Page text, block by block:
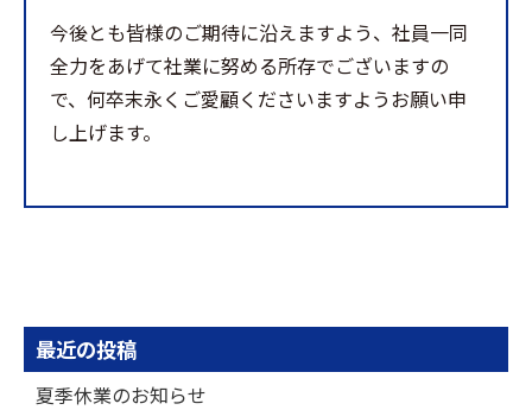
今後とも皆様のご期待に沿えますよう、社員一同
全力をあげて社業に努める所存でございますの
で、何卒末永くご愛顧くださいますようお願い申
し上げます。
最近の投稿
夏季休業のお知らせ